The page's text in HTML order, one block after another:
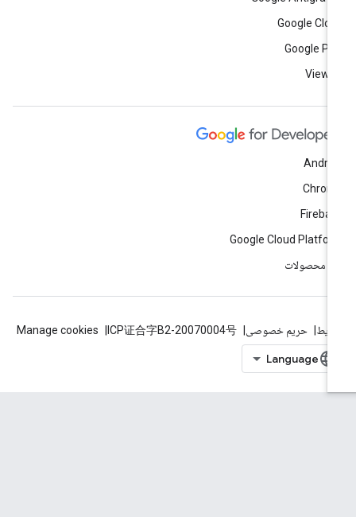
Google
Google
View
Google Cloud
محصولات
حریم خصوصی ICP证合字B2-20070004号
Manage cookies